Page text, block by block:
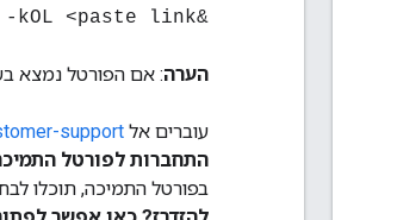
&gt; curl -kOL <paste link [הדבקת קישור] here&gt;
הערה: אם הפורטל נמצא
עוברים אל support
התחברות לפורטל
בפורטל התמיכה, תוכלו